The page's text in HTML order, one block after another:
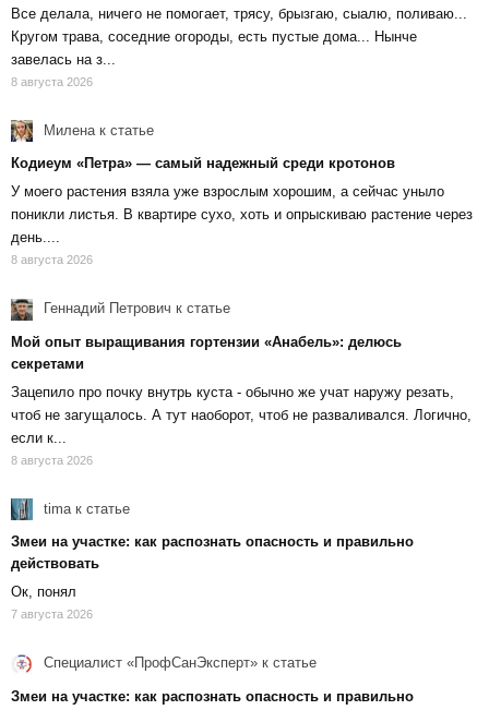
Все делала, ничего не помогает, трясу, брызгаю, сыалю, поливаю...
Кругом трава, соседние огороды, есть пустые дома... Нынче
завелась на з...
8 августа 2026
Милена к статье
Кодиеум «Петра» — самый надежный среди кротонов
У моего растения взяла уже взрослым хорошим, а сейчас уныло
поникли листья. В квартире сухо, хоть и опрыскиваю растение через
день....
8 августа 2026
Геннадий Петрович к статье
Мой опыт выращивания гортензии «Анабель»: делюсь
секретами
Зацепило про почку внутрь куста - обычно же учат наружу резать,
чтоб не загущалось. А тут наоборот, чтоб не разваливался. Логично,
если к...
8 августа 2026
tima к статье
Змеи на участке: как распознать опасность и правильно
действовать
Ок, понял
7 августа 2026
Специалист «ПрофСанЭксперт» к статье
Змеи на участке: как распознать опасность и правильно